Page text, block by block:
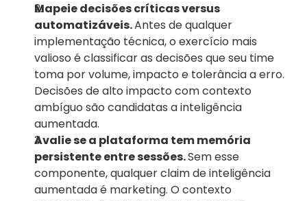
Mapeie decisões críticas versus
automatizáveis. Antes de qualquer
implementação técnica, o exercício mais
valioso é classificar as decisões que seu time
toma por volume, impacto e tolerância a erro.
Decisões de alto impacto com contexto
ambíguo são candidatas a inteligência
aumentada.
Avalie se a plataforma tem memória
persistente entre sessões. Sem esse
componente, qualquer claim de inteligência
aumentada é marketing. O contexto